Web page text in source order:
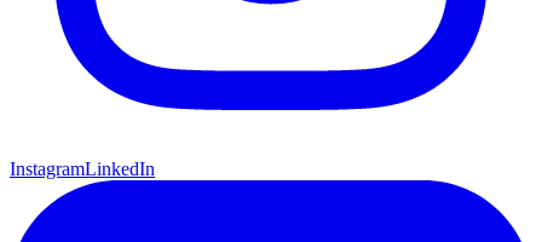
InstagramLinkedIn